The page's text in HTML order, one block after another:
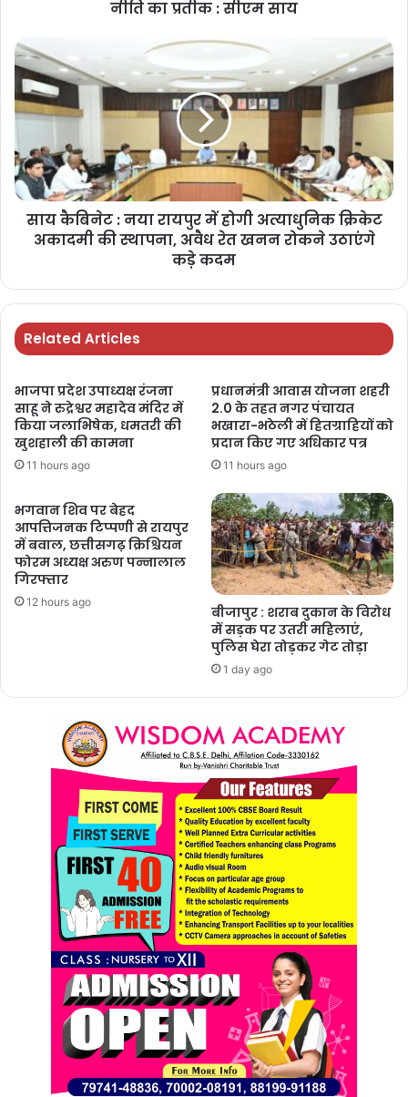
नीति का प्रतीक : सीएम साय
साय कैबिनेट : नया रायपुर में होगी अत्याधुनिक क्रिकेट
अकादमी की स्थापना, अवैध रेत खनन रोकने उठाएंगे
कड़े कदम
Related Articles
भाजपा प्रदेश उपाध्यक्ष रंजना
साहू ने रुद्रेश्वर महादेव मंदिर में
किया जलाभिषेक, धमतरी की
खुशहाली की कामना
11 hours ago
प्रधानमंत्री आवास योजना शहरी
2.0 के तहत नगर पंचायत
भखारा-भठेली में हितग्राहियों को
प्रदान किए गए अधिकार पत्र
11 hours ago
भगवान शिव पर बेहद
आपत्तिजनक टिप्पणी से रायपुर
में बवाल, छत्तीसगढ़ क्रिश्चियन
फोरम अध्यक्ष अरुण पन्नालाल
गिरफ्तार
12 hours ago
बीजापुर : शराब दुकान के विरोध
में सड़क पर उतरी महिलाएं,
पुलिस घेरा तोड़कर गेट तोड़ा
1 day ago